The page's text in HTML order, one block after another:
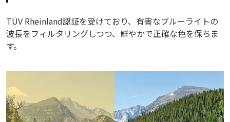
TÜV Rheinland認証を受けており、有害なブルーライトの
波長をフィルタリングしつつ、鮮やかで正確な色を保ちま
す。